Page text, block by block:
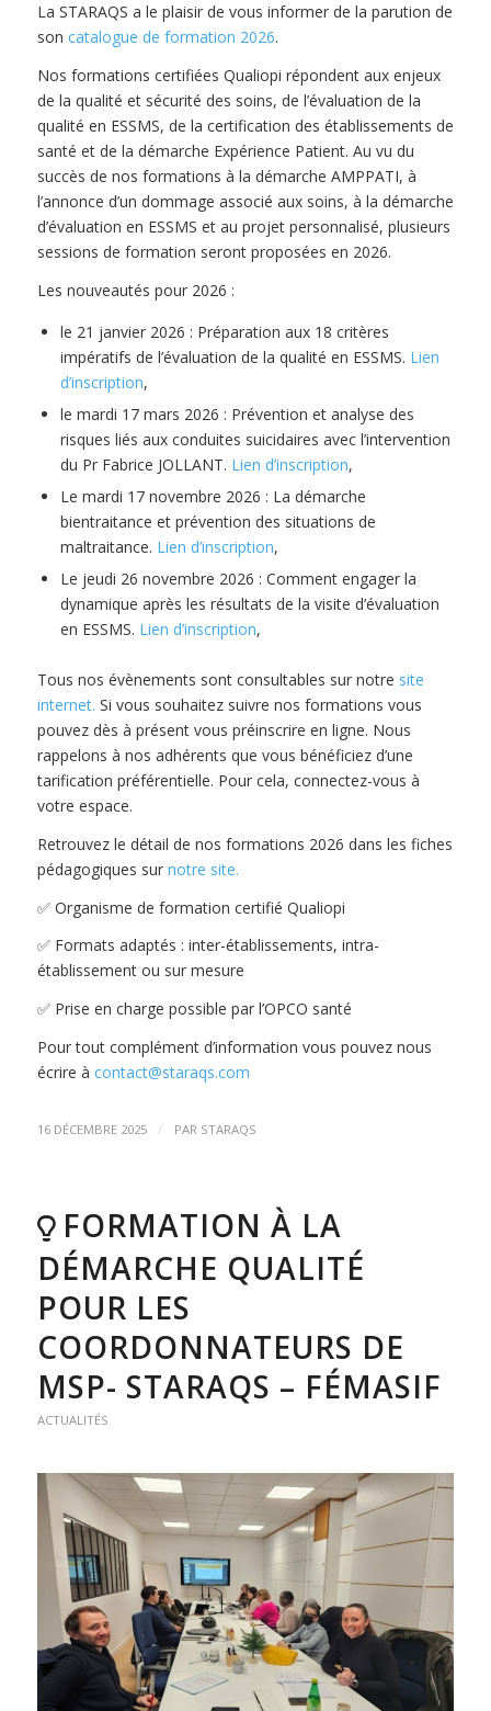
La STARAQS a le plaisir de vous informer de la parution de
son catalogue de formation 2026.
Nos formations certifiées Qualiopi répondent aux enjeux
de la qualité et sécurité des soins, de l’évaluation de la
qualité en ESSMS, de la certification des établissements de
santé et de la démarche Expérience Patient. Au vu du
succès de nos formations à la démarche AMPPATI, à
l’annonce d’un dommage associé aux soins, à la démarche
d’évaluation en ESSMS et au projet personnalisé, plusieurs
sessions de formation seront proposées en 2026.
Les nouveautés pour 2026 :
le 21 janvier 2026 : Préparation aux 18 critères
impératifs de l’évaluation de la qualité en ESSMS. Lien
d’inscription,
le mardi 17 mars 2026 : Prévention et analyse des
risques liés aux conduites suicidaires avec l’intervention
du Pr Fabrice JOLLANT. Lien d’inscription,
Le mardi 17 novembre 2026 : La démarche
bientraitance et prévention des situations de
maltraitance. Lien d’inscription,
Le jeudi 26 novembre 2026 : Comment engager la
dynamique après les résultats de la visite d’évaluation
en ESSMS. Lien d’inscription,
Tous nos évènements sont consultables sur notre site
internet. Si vous souhaitez suivre nos formations vous
pouvez dès à présent vous préinscrire en ligne. Nous
rappelons à nos adhérents que vous bénéficiez d’une
tarification préférentielle. Pour cela, connectez-vous à
votre espace.
Retrouvez le détail de nos formations 2026 dans les fiches
pédagogiques sur notre site.
✅ Organisme de formation certifié Qualiopi
✅ Formats adaptés : inter-établissements, intra-
établissement ou sur mesure
✅ Prise en charge possible par l’OPCO santé
Pour tout complément d’information vous pouvez nous
écrire à contact@staraqs.com
16 DÉCEMBRE 2025 / PAR STARAQS
FORMATION À LA
DÉMARCHE QUALITÉ
POUR LES
COORDONNATEURS DE
MSP- STARAQS – FÉMASIF
ACTUALITÉS